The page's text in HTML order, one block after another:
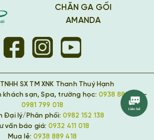
CHĂN GA GỐI
AMANDA
SX TM XNK Thanh Thuý Hạnh
khách sạn, Spa, trường học: 0938 889 418-
0981 799 018
Đại lý/Phân phối: 0982 152 138
vấn báo giá: 0932 411 018
Mua lẻ: 0938 889 418